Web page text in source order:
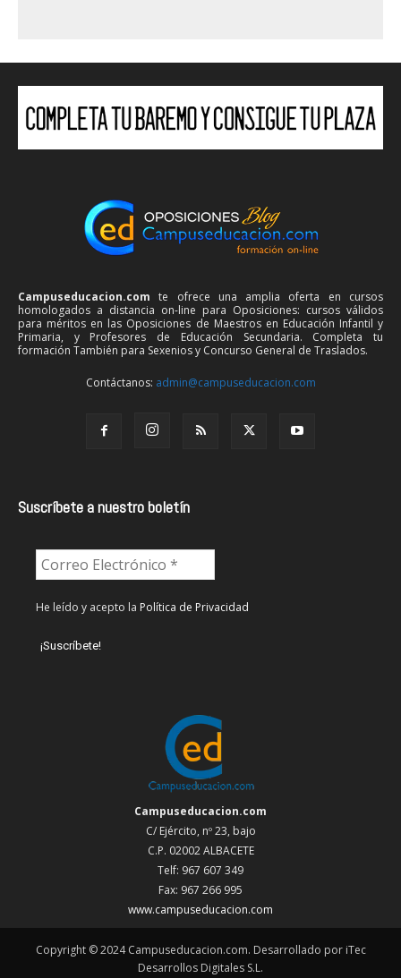
Campuseducacion.com te ofrece una amplia oferta en cursos
homologados a distancia on-line para Oposiciones: cursos válidos
para méritos en las Oposiciones de Maestros en Educación Infantil y
Primaria, y Profesores de Educación Secundaria. Completa tu
formación También para Sexenios y Concurso General de Traslados.
Contáctanos: admin@campuseducacion.com
Suscríbete a nuestro boletín
He leído y acepto la Política de Privacidad
Campuseducacion.com
C/ Ejército, nº 23, bajo
C.P. 02002 ALBACETE
Telf: 967 607 349
Fax: 967 266 995
www.campuseducacion.com
Copyright © 2024 Campuseducacion.com. Desarrollado por iTec
Desarrollos Digitales S.L.